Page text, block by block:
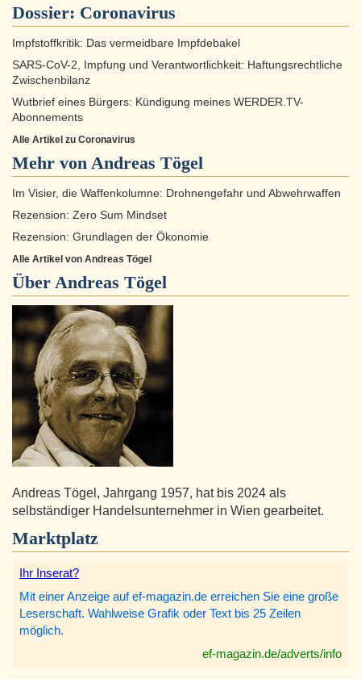
Dossier: Coronavirus
Impfstoffkritik: Das vermeidbare Impfdebakel
SARS-CoV-2, Impfung und Verantwortlichkeit: Haftungsrechtliche
Zwischenbilanz
Wutbrief eines Bürgers: Kündigung meines WERDER.TV-
Abonnements
Alle Artikel zu Coronavirus
Mehr von Andreas Tögel
Im Visier, die Waffenkolumne: Drohnengefahr und Abwehrwaffen
Rezension: Zero Sum Mindset
Rezension: Grundlagen der Ökonomie
Alle Artikel von Andreas Tögel
Über Andreas Tögel
Andreas Tögel, Jahrgang 1957, hat bis 2024 als
selbständiger Handelsunternehmer in Wien gearbeitet.
Marktplatz
Ihr Inserat?
Mit einer Anzeige auf ef-magazin.de erreichen Sie eine große
Leserschaft. Wahlweise Grafik oder Text bis 25 Zeilen
möglich.
ef-magazin.de/adverts/info